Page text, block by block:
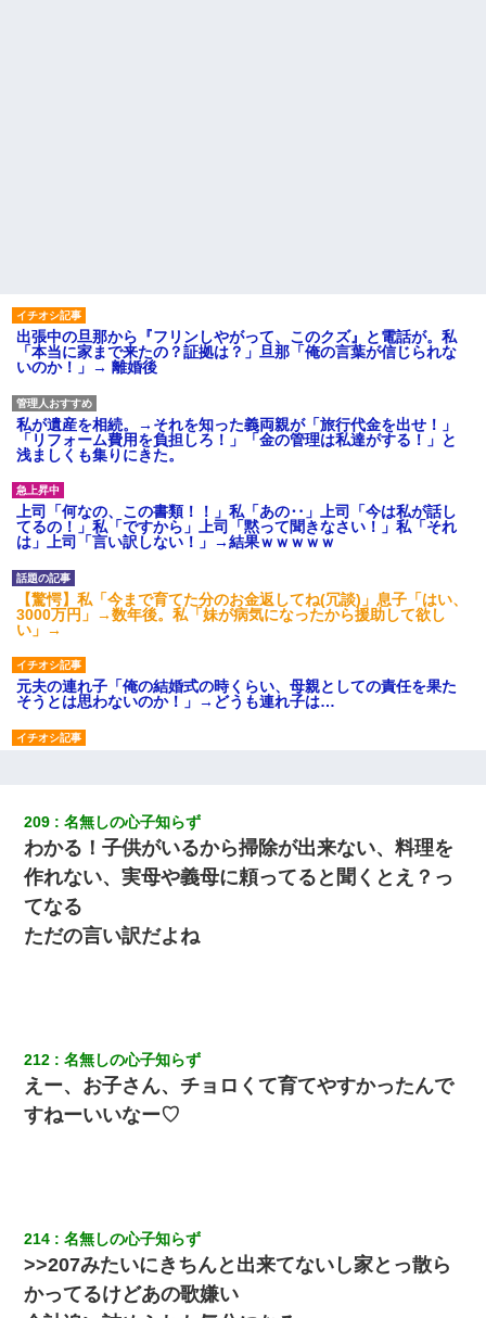
出張中の旦那から『フリンしやがって、このクズ』と電話が。私
「本当に家まで来たの？証拠は？」旦那「俺の言葉が信じられな
いのか！」→ 離婚後
私が遺産を相続。→それを知った義両親が「旅行代金を出せ！」
「リフォーム費用を負担しろ！」「金の管理は私達がする！」と
浅ましくも集りにきた。
上司「何なの、この書類！！」私「あの‥」上司「今は私が話し
てるの！」私「ですから」上司「黙って聞きなさい！」私「それ
は」上司「言い訳しない！」→結果ｗｗｗｗｗ
【驚愕】私「今まで育てた分のお金返してね(冗談)」息子「はい、
3000万円」→数年後。私「妹が病気になったから援助して欲し
い」→
元夫の連れ子「俺の結婚式の時くらい、母親としての責任を果た
そうとは思わないのか！」→どうも連れ子は…
彼女との行為を録画した結果→衝撃の事実が判明したｗｗｗｗｗ
ｗ
彼にプロポーズされたんだけど、実は資産家だと知って婚約破棄
した。B子「A男くんと別れたって本当？私が付き合ってもい
２人・・・
兄の新しい嫁がやらかしすぎて辛い。当たり前のように実家や姪
の幼稚園に来る
見合いにて。嫁「はじめまして」俺「失礼ですが○○さんご本人で
すか？」
209 名無しの心子知らず
わかる！子供がいるから掃除が出来ない、料理を
作れない、実母や義母に頼ってると聞くとえ？っ
てなる
ただの言い訳だよね
212 名無しの心子知らず
えー、お子さん、チョロくて育てやすかったんで
すねーいいなー♡
214 名無しの心子知らず
>>207みたいにきちんと出来てないし家とっ散ら
かってるけどあの歌嫌い